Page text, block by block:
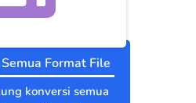
Format File
konversi semua